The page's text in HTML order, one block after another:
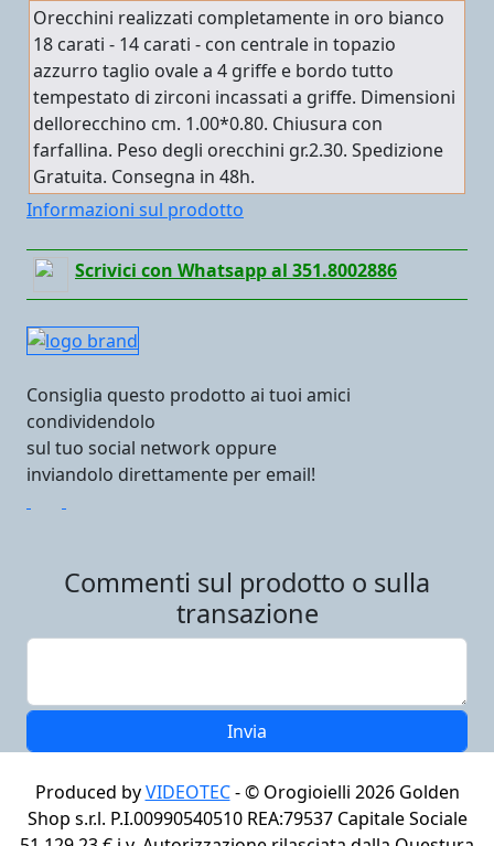
Orecchini realizzati completamente in oro bianco
18 carati - 14 carati - con centrale in topazio
azzurro taglio ovale a 4 griffe e bordo tutto
tempestato di zirconi incassati a griffe. Dimensioni
dellorecchino cm. 1.00*0.80. Chiusura con
farfallina. Peso degli orecchini gr.2.30. Spedizione
Gratuita. Consegna in 48h.
Informazioni sul prodotto
Scrivici con Whatsapp al 351.8002886
Consiglia questo prodotto ai tuoi amici
condividendolo
sul tuo social network oppure
inviandolo direttamente per email!
Commenti sul prodotto o sulla
transazione
Produced byVIDEOTEC - © Orogioielli 2026Golden
Shop s.r.l. P.I.00990540510 REA:79537 Capitale Sociale